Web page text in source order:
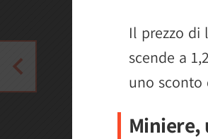
Il prezzo di
scende a
uno sconto
Miniere,